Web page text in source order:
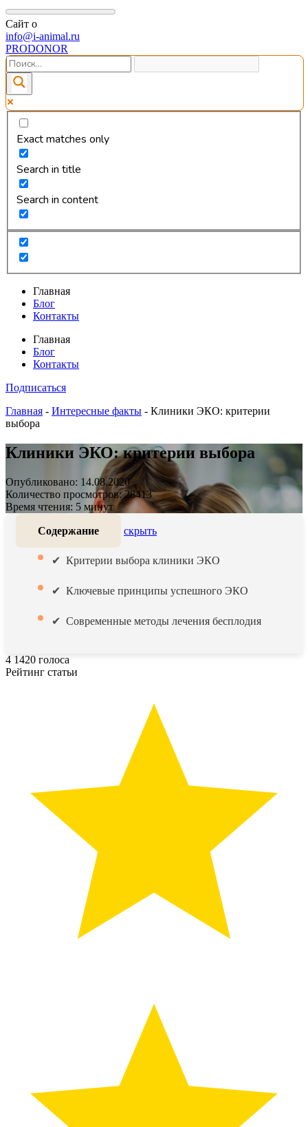
Сайт о
info@i-animal.ru
PRODONOR
Exact matches only
Search in title
Search in content
Главная
Блог
Контакты
Главная
Блог
Контакты
Подписаться
Главная - Интересные факты - Клиники ЭКО: критерии
выбора
Клиники ЭКО: критерии выбора
Опубликовано: 14.08.2020
Количество просмотров: 28413
Время чтения: 5 минут
Содержание скрыть
Критерии выбора клиники ЭКО
Ключевые принципы успешного ЭКО
Современные методы лечения бесплодия
4 1420 голоса
Рейтинг статьи